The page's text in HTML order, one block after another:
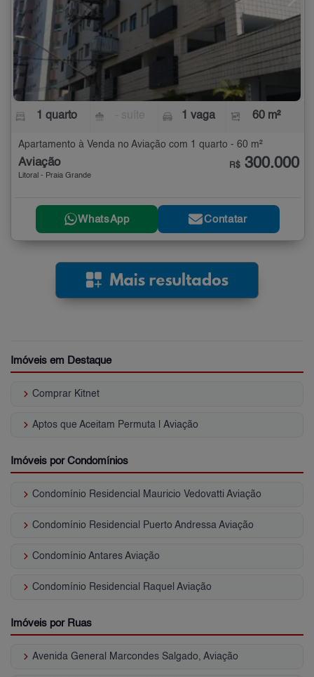
1 quarto 1 vaga 60 m²
Apartamento à Venda no Aviação com 1 quarto - 60 m²
Aviação
Litoral - Praia Grande
R$ 300.000
WhatsApp Contatar
Imóveis em Destaque
keyboard_arrow_right Comprar Kitnet
keyboard_arrow_right Aptos que Aceitam Permuta | Aviação
Imóveis por Condomínios
keyboard_arrow_right Condomínio Residencial Mauricio Vedovatti Aviação
keyboard_arrow_right Condomínio Residencial Puerto Andressa Aviação
keyboard_arrow_right Condomínio Antares Aviação
keyboard_arrow_right Condomínio Residencial Raquel Aviação
Imóveis por Ruas
keyboard_arrow_right Avenida General Marcondes Salgado, Aviação